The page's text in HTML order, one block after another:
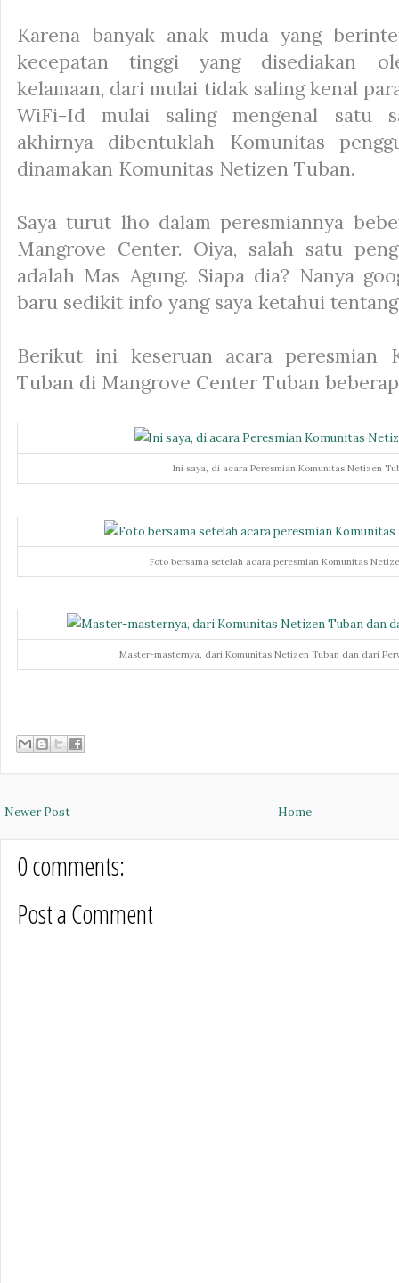
Karena banyak anak muda yang
kecepatan tinggi yang disediakan
kelamaan, dari mulai tidak saling kenal
WiFi-Id mulai saling mengenal satu
akhirnya dibentuklah Komunitas
dinamakan Komunitas Netizen Tuban.
Saya turut lho dalam peresmiannya
Mangrove Center. Oiya, salah satu
adalah Mas Agung. Siapa dia? Nanya
baru sedikit info yang saya ketahui
Berikut ini keseruan acara peresmian
Tuban di Mangrove Center Tuban
Ini saya, di acara Peresmian Komunitas Netizen
Foto bersama setelah acara peresmian Komunitas
Master-masternya, dari Komunitas Netizen Tuban dan dari
Newer Post Home
0 comments:
Post a Comment